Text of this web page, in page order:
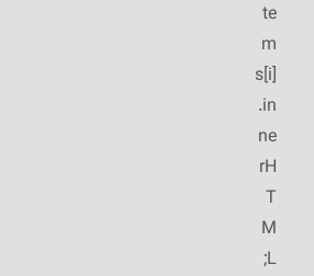
te
m
s[i]
.in
ne
rH
T
M
L;